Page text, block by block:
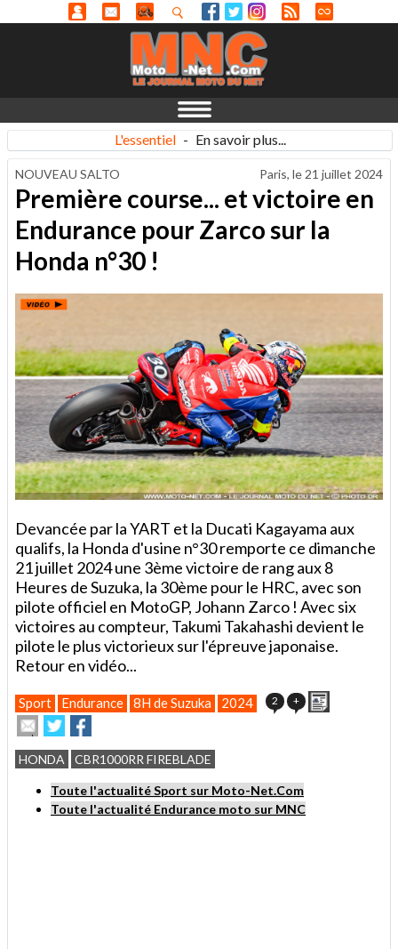
L'essentiel - En savoir plus...
NOUVEAU SALTO Paris, le 21 juillet 2024
Première course... et victoire en
Endurance pour Zarco sur la
Honda n°30 !
Devancée par la YART et la Ducati Kagayama aux
qualifs, la Honda d'usine n°30 remporte ce dimanche
21 juillet 2024 une 3ème victoire de rang aux 8
Heures de Suzuka, la 30ème pour le HRC, avec son
pilote officiel en MotoGP, Johann Zarco ! Avec six
victoires au compteur, Takumi Takahashi devient le
pilote le plus victorieux sur l'épreuve japonaise.
Retour en vidéo...
Sport Endurance 8H de Suzuka 2024 2 +
Envoyer
cet
article
à
Partager
sur
Twitter
sur
Facebook
HONDA CBR1000RR FIREBLADE
Toute l'actualité Sport sur Moto-Net.Com
Toute l'actualité Endurance moto sur MNC